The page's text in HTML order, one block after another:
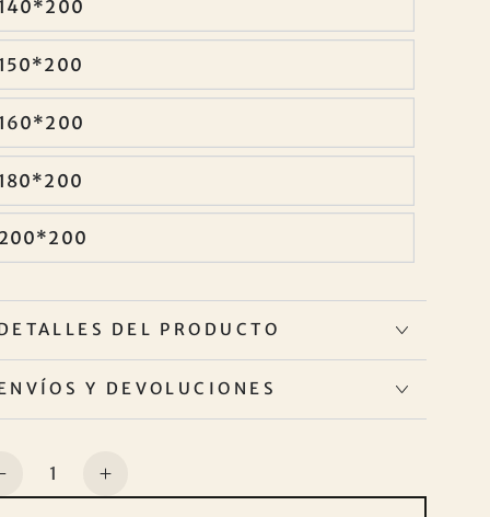
140*200
150*200
160*200
180*200
200*200
DEL PRODUCTO
Y DEVOLUCIONES
Reducir
Aumentar